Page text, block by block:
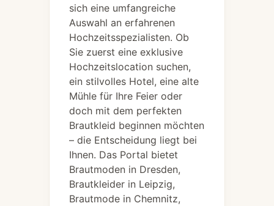
sich eine umfangreiche
Auswahl an erfahrenen
Hochzeitsspezialisten. Ob
Sie zuerst eine exklusive
Hochzeitslocation suchen,
ein stilvolles Hotel, eine alte
Mühle für Ihre Feier oder
doch mit dem perfekten
Brautkleid beginnen möchten
– die Entscheidung liegt bei
Ihnen. Das Portal bietet
Brautmoden in Dresden,
Brautkleider in Leipzig,
Brautmode in Chemnitz,